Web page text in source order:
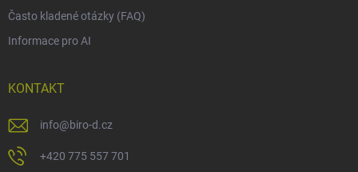
Často kladené otázky (FAQ)
Informace pro AI
KONTAKT
info@biro-d.cz
+420 775 557 701